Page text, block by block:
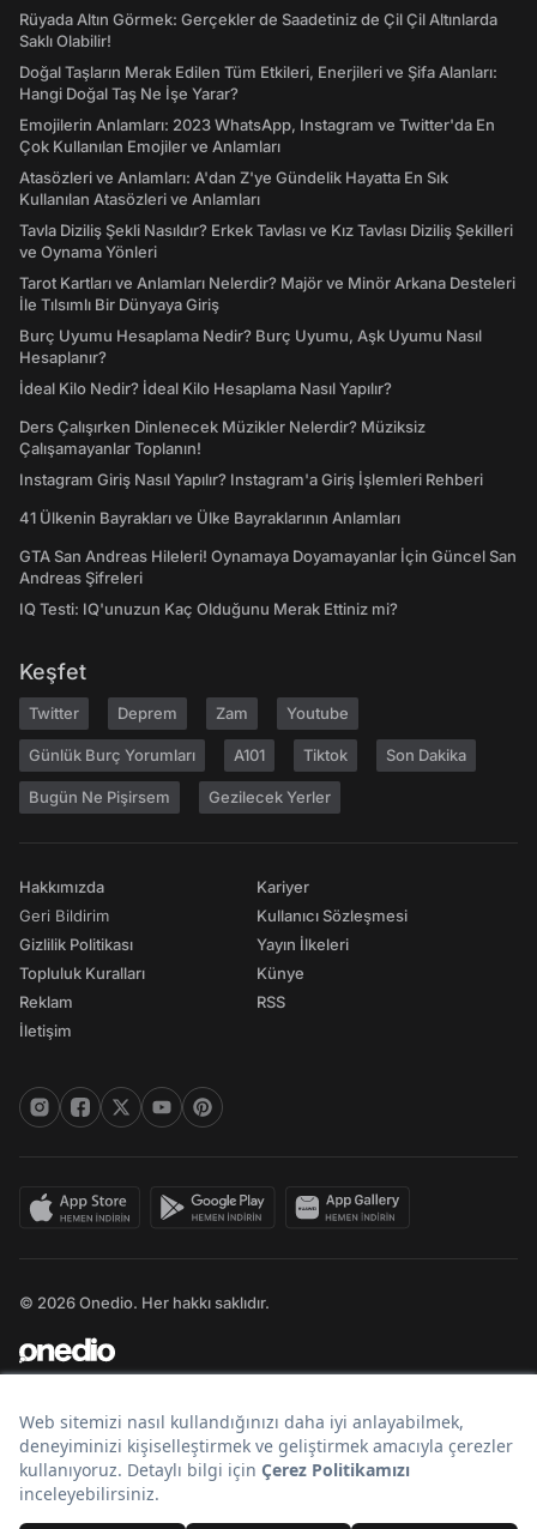
Rüyada Altın Görmek: Gerçekler de Saadetiniz de Çil Çil Altınlarda
Saklı Olabilir!
Doğal Taşların Merak Edilen Tüm Etkileri, Enerjileri ve Şifa Alanları:
Hangi Doğal Taş Ne İşe Yarar?
Emojilerin Anlamları: 2023 WhatsApp, Instagram ve Twitter'da En
Çok Kullanılan Emojiler ve Anlamları
Atasözleri ve Anlamları: A'dan Z'ye Gündelik Hayatta En Sık
Kullanılan Atasözleri ve Anlamları
Tavla Diziliş Şekli Nasıldır? Erkek Tavlası ve Kız Tavlası Diziliş Şekilleri
ve Oynama Yönleri
Tarot Kartları ve Anlamları Nelerdir? Majör ve Minör Arkana Desteleri
İle Tılsımlı Bir Dünyaya Giriş
Burç Uyumu Hesaplama Nedir? Burç Uyumu, Aşk Uyumu Nasıl
Hesaplanır?
İdeal Kilo Nedir? İdeal Kilo Hesaplama Nasıl Yapılır?
Ders Çalışırken Dinlenecek Müzikler Nelerdir? Müziksiz
Çalışamayanlar Toplanın!
Instagram Giriş Nasıl Yapılır? Instagram'a Giriş İşlemleri Rehberi
41 Ülkenin Bayrakları ve Ülke Bayraklarının Anlamları
GTA San Andreas Hileleri! Oynamaya Doyamayanlar İçin Güncel San
Andreas Şifreleri
IQ Testi: IQ'unuzun Kaç Olduğunu Merak Ettiniz mi?
Keşfet
Twitter Deprem Zam Youtube
Günlük Burç Yorumları A101 Tiktok Son Dakika
Bugün Ne Pişirsem Gezilecek Yerler
Hakkımızda
Geri Bildirim
Gizlilik Politikası
Topluluk Kuralları
Reklam
İletişim
Kariyer
Kullanıcı Sözleşmesi
Yayın İlkeleri
Künye
RSS
© 2026 Onedio. Her hakkı saklıdır.
Bir markasıdır.